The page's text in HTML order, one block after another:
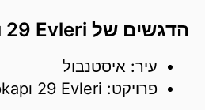
הדגשים של Topkapı 29 Evleri
עיר: איסטנבול
פרויקט: Topkapı 29 Evleri